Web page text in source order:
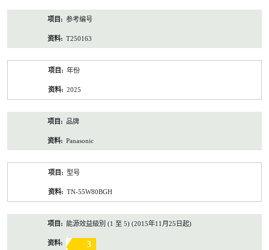
参考编号
T250163
年份
2025
品牌
Panasonic
型号
TN-55W80BGH
能源效益級別 (1 至 5) (2015年11月25日起)
3